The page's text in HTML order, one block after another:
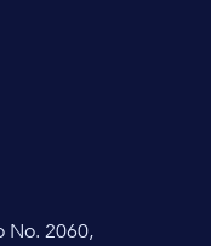
No. 2060,